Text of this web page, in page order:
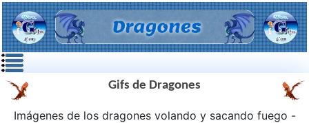
Gifs de Dragones
Imágenes de los dragones volando y sacando fuego -